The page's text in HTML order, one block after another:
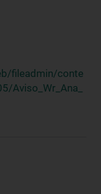
fileadmin/conte